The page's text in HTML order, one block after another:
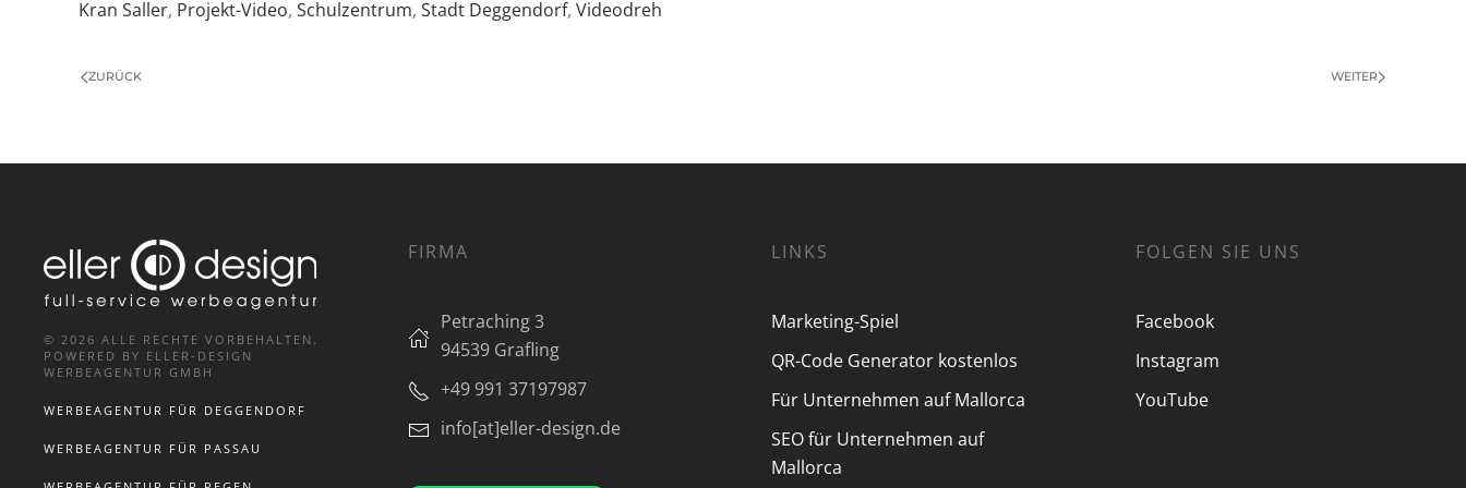
Kran Saller, Projekt-Video, Schulzentrum, Stadt Deggendorf, Videodreh
ZURÜCK WEITER
© 2026 ALLE RECHTE VORBEHALTEN.
POWERED BY ELLER-DESIGN
WERBEAGENTUR GMBH
WERBEAGENTUR FÜR DEGGENDORF
WERBEAGENTUR FÜR PASSAU
FIRMA
Petraching 3
94539 Grafling
+49 991 37197987
info[at]eller-design.de
LINKS
Marketing-Spiel
QR-Code Generator kostenlos
Für Unternehmen auf Mallorca
SEO für Unternehmen auf
Mallorca
FOLGEN SIE UNS
Facebook
Instagram
YouTube